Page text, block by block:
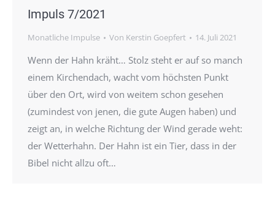
Impuls 7/2021
Monatliche Impulse Von Kerstin Goepfert 14. Juli 2021
Wenn der Hahn kräht… Stolz steht er auf so manch
einem Kirchendach, wacht vom höchsten Punkt
über den Ort, wird von weitem schon gesehen
(zumindest von jenen, die gute Augen haben) und
zeigt an, in welche Richtung der Wind gerade weht:
der Wetterhahn. Der Hahn ist ein Tier, dass in der
Bibel nicht allzu oft…